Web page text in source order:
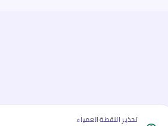
تحذير النقطة العمياء